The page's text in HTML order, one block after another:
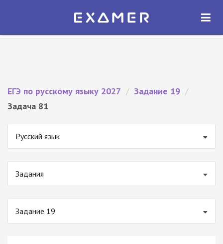
Экзамер — ЕГЭ 2027
ОТКРЫТЬ
ЕГЭ по русскому языку 2027 / Задание 19 /
Задача 81
Русский язык
Задания
Задание 19